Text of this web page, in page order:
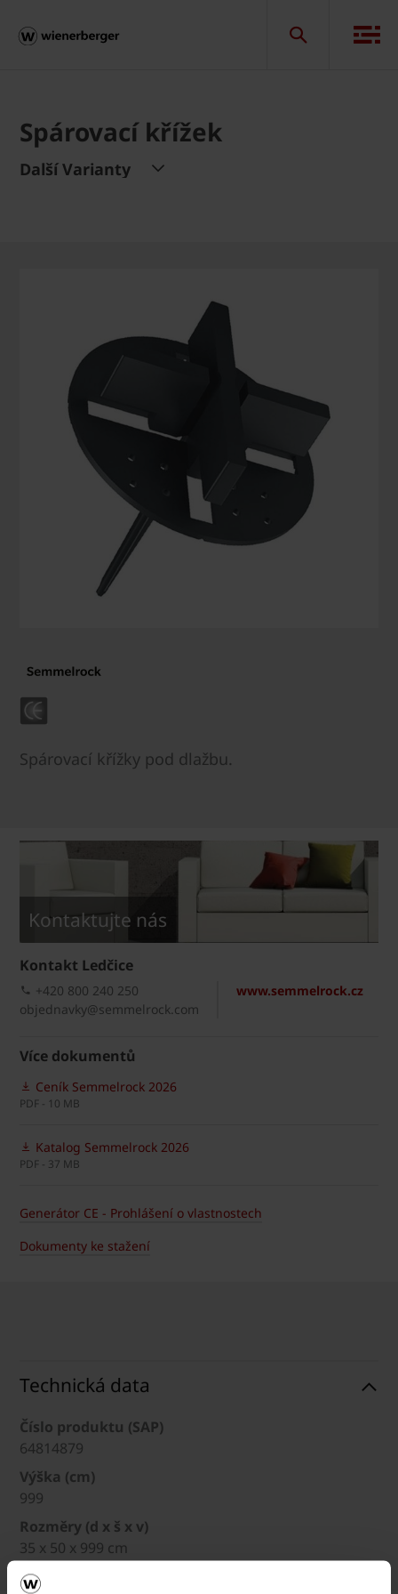
Spárovací křížek
Další Varianty
Spárovací křížky pod dlažbu.
Kontaktujte nás
Kontakt Ledčice
www.semmelrock.cz
+420 800 240 250
objednavky@semmelrock.com
Více dokumentů
Ceník Semmelrock 2026
PDF - 10 MB
Katalog Semmelrock 2026
PDF - 37 MB
Generátor CE - Prohlášení o vlastnostech
Dokumenty ke stažení
Technická data
Číslo produktu (SAP)
64814879
Výška (cm)
999
Rozměry (d x š x v)
35 x 50 x 999 cm